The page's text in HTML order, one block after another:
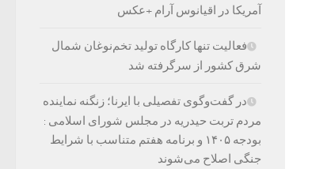
آمریکا در اقیانوس آرام +عکس
فعالیت تنها کارگاه تولید تخم‌نوغان شمال
شرق کشور از سرگرفته شد
در گفت‌وگوی تفصیلی با ایرنا؛ زنگنه نماینده
مردم تربت حیدریه در مجلس شورای اسلامی :
بودجه ۱۴۰۵ و برنامه هفتم متناسب با شرایط
جنگی اصلاح می‌شوند